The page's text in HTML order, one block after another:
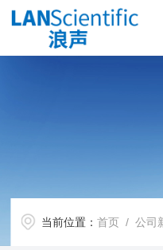
当前位置：首页 /公司